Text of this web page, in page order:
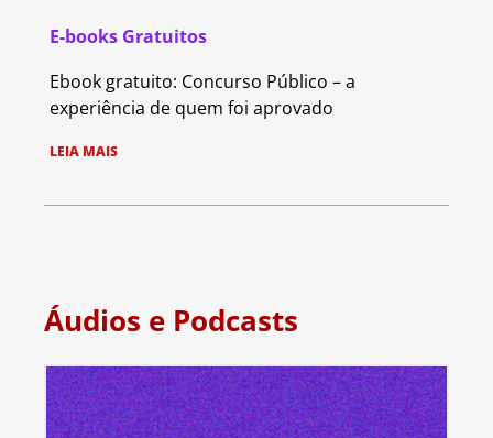
E-books Gratuitos
Ebook gratuito: Concurso Público – a
experiência de quem foi aprovado
LEIA MAIS
Áudios e Podcasts